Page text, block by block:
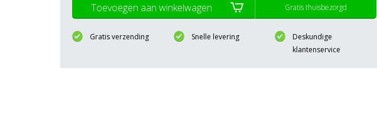
Toevoegen aan winkelwagen Gratis thuisbezorgd
Gratis verzending Snelle levering
Deskundige
klantenservice